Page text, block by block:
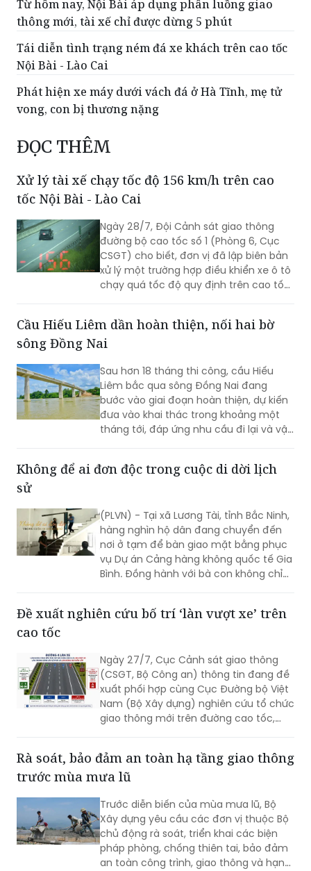
Từ hôm nay, Nội Bài áp dụng phân luồng giao
thông mới, tài xế chỉ được dừng 5 phút
Tái diễn tình trạng ném đá xe khách trên cao tốc
Nội Bài - Lào Cai
Phát hiện xe máy dưới vách đá ở Hà Tĩnh, mẹ tử
vong, con bị thương nặng
ĐỌC THÊM
Xử lý tài xế chạy tốc độ 156 km/h trên cao
tốc Nội Bài - Lào Cai
Ngày 28/7, Đội Cảnh sát giao thông
đường bộ cao tốc số 1 (Phòng 6, Cục
CSGT) cho biết, đơn vị đã lập biên bản
xử lý một trường hợp điều khiển xe ô tô
chạy quá tốc độ quy định trên cao tốc
Cầu Hiếu Liêm dần hoàn thiện, nối hai bờ
sông Đồng Nai
Sau hơn 18 tháng thi công, cầu Hiếu
Liêm bắc qua sông Đồng Nai đang
bước vào giai đoạn hoàn thiện, dự kiến
đưa vào khai thác trong khoảng một
tháng tới, đáp ứng nhu cầu đi lại và vận
Không để ai đơn độc trong cuộc di dời lịch
sử
(PLVN) - Tại xã Lương Tài, tỉnh Bắc Ninh,
hàng nghìn hộ dân đang chuyển đến
nơi ở tạm để bàn giao mặt bằng phục
vụ Dự án Cảng hàng không quốc tế Gia
Bình. Đồng hành với bà con không chỉ
những tấm lòng thiện nguyện. Chính sự
không khí đồng thuận và nghĩa tình.
Đề xuất nghiên cứu bố trí ‘làn vượt xe’ trên
cao tốc
Ngày 27/7, Cục Cảnh sát giao thông
(CSGT, Bộ Công an) thông tin đang đề
xuất phối hợp cùng Cục Đường bộ Việt
Nam (Bộ Xây dựng) nghiên cứu tổ chức
giao thông mới trên đường cao tốc,
Rà soát, bảo đảm an toàn hạ tầng giao thông
trước mùa mưa lũ
Trước diễn biến của mùa mưa lũ, Bộ
Xây dựng yêu cầu các đơn vị thuộc Bộ
chủ động rà soát, triển khai các biện
pháp phòng, chống thiên tai, bảo đảm
an toàn công trình, giao thông và hạn